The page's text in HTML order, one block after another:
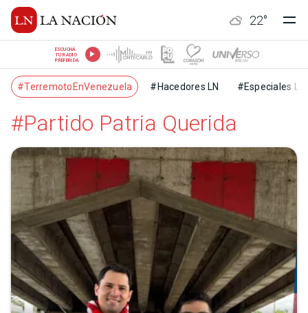
22°
ESCUCHÁ
TU RADIO
PREFERIDA
#TerremotoEnVenezuela #Hacedores LN #Especiales LN
#Partido Patria Querida